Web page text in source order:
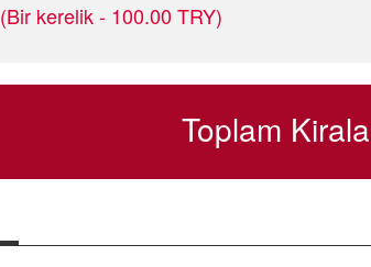
(Bir kerelik - 100.00 TRY)
Toplam